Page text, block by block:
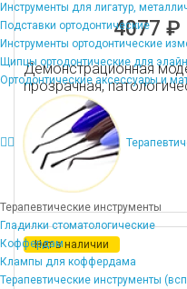
Инструменты для лигатур,
Подставки ортодонтические
Инструменты ортодонтические
Щипцы ортодонтические для
Ортодонтические аксессуары и
Терапевтические инструменты
Гладилки стоматологические
Коффердам
Клампы для коффердама
Терапевтические инструменты
4077 ₽
Демонстрационная
прозрачная,
Нет в наличии